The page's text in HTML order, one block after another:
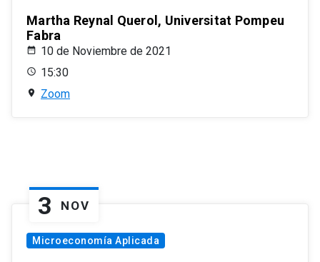
Martha Reynal Querol, Universitat Pompeu
Fabra
10 de Noviembre de 2021
15:30
Zoom
3 NOV
Microeconomía Aplicada